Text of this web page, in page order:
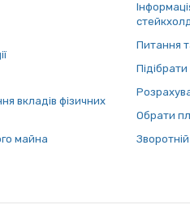
вкладів фізичних
майна
Питання
Обрати